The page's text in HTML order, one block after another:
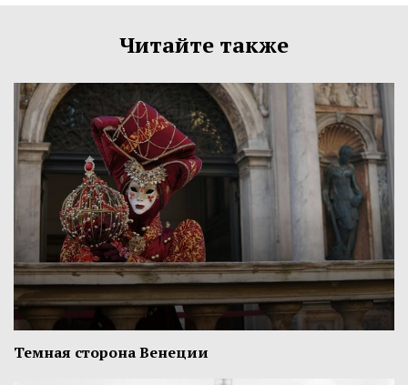
Читайте также
Темная сторона Венеции